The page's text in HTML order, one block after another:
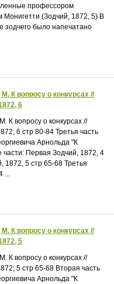
профессором
Монигетти (Зодчий, 1872, 5) В
зодчего было напечатано
К вопросу о конкурсах //
6
К вопросу о конкурсах //
6 стр 80-84 Третья часть
Арнольда "К
части: Первая Зодчий, 1872, 4
1872, 5 стр 65-68 Третья
...
К вопросу о конкурсах //
5
К вопросу о конкурсах //
5 стр 65-68 Вторая часть
Арнольда "К